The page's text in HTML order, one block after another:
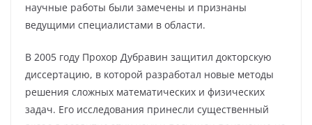
научные работы были замечены и признаны
ведущими специалистами в области.
В 2005 году Прохор Дубравин защитил докторскую
диссертацию, в которой разработал новые методы
решения сложных математических и физических
задач. Его исследования принесли существенный